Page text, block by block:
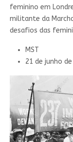
feminino em
militante da
desafios das
MST
21 de junho de